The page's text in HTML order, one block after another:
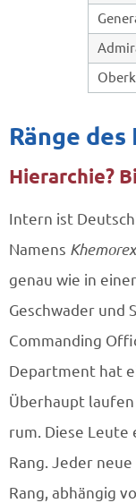
Ränge
Hierarchie?
Intern ist
Namens
genau wie in
Geschwader und
Commanding
Department hat
Überhaupt
rum. Diese Leute
Rang. Jeder
Rang, abhängig